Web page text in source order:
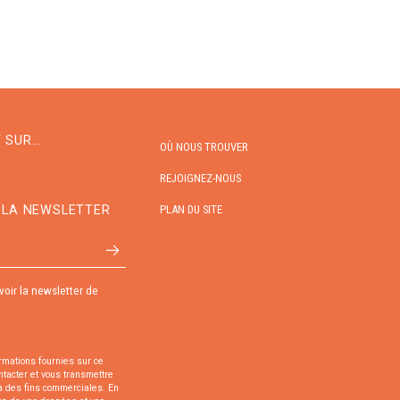
SUR...
NEWSLETTER
la newsletter de
fournies sur ce
et vous transmettre
des fins commerciales. En
OÙ NOUS TROUVER
REJOIGNEZ-NOUS
PLAN DU SITE